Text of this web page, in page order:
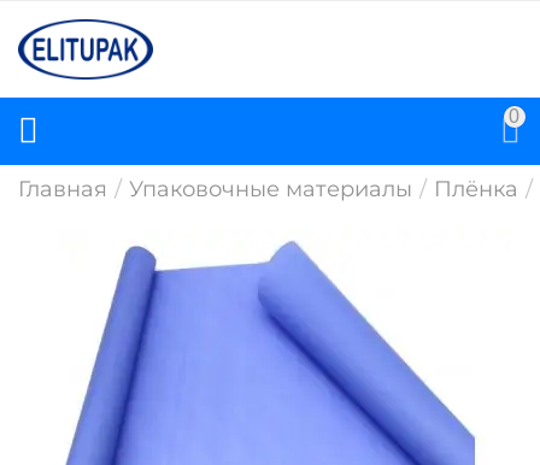
0
Главная / Упаковочные материалы / Плёнка /